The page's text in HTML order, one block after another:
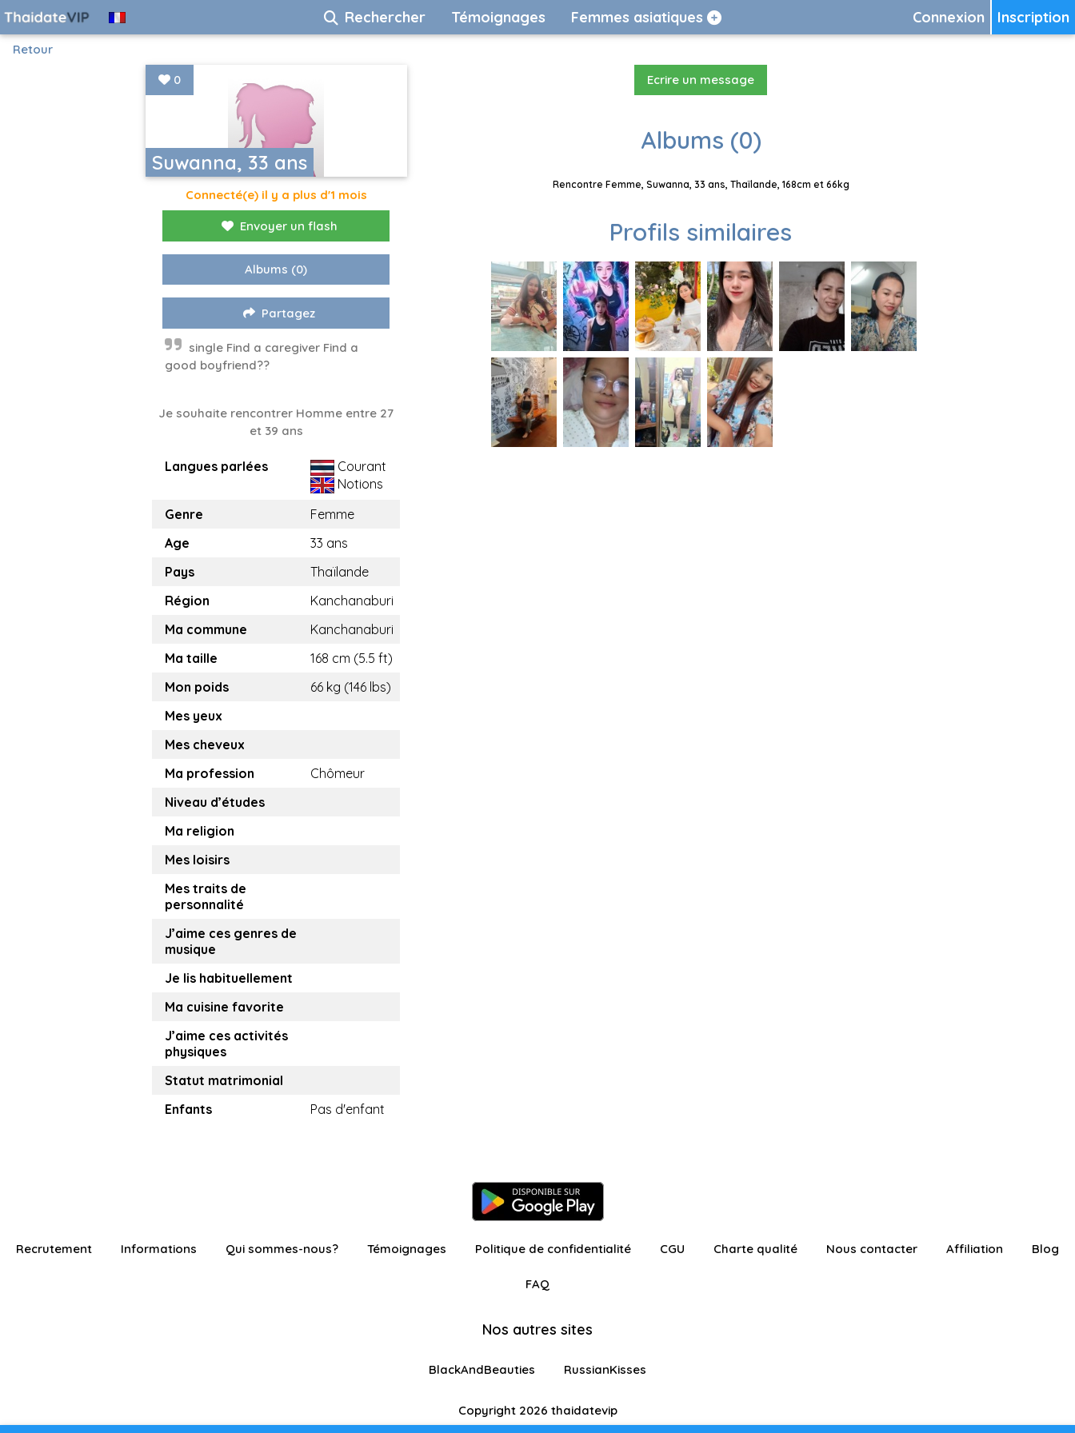
Inscription
Connexion
Rechercher Témoignages Femmes asiatiques
Retour
Suwanna, 33 ans
0
Connecté(e) il y a plus d'1 mois
Envoyer un flash
Albums (0)
Partagez
single Find a caregiver Find a
good boyfriend??
Je souhaite rencontrer Homme entre 27
et 39 ans
Langues parlées
Courant
Notions
Genre
Femme
Age
33 ans
Pays
Thaïlande
Région
Kanchanaburi
Ma commune
Kanchanaburi
Ma taille
168 cm (5.5 ft)
Mon poids
66 kg (146 lbs)
Mes yeux
Mes cheveux
Ma profession
Chômeur
Niveau d’études
Ma religion
Mes loisirs
Mes traits de
personnalité
J’aime ces genres de
musique
Je lis habituellement
Ma cuisine favorite
J’aime ces activités
physiques
Statut matrimonial
Enfants
Pas d'enfant
Ecrire un message
Albums (0)
Rencontre Femme, Suwanna, 33 ans, Thaïlande, 168cm et 66kg
Profils similaires
Recrutement Informations Qui sommes-nous? Témoignages Politique de confidentialité CGU Charte qualité Nous contacter Affiliation Blog
FAQ
Nos autres sites
BlackAndBeauties RussianKisses
Copyright 2026 thaidatevip